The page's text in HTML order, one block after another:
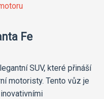
Fe
SUV, které přináší
motoristy. Tento vůz je